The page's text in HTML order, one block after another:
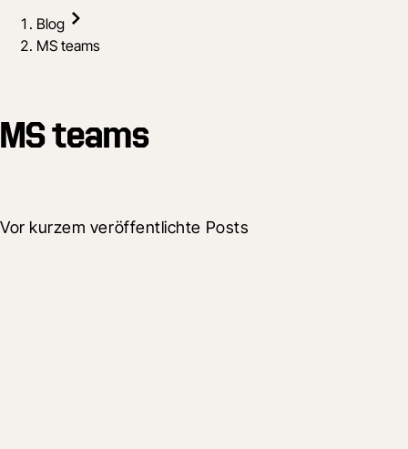
Blog
MS teams
MS teams
Vor kurzem veröffentlichte Posts